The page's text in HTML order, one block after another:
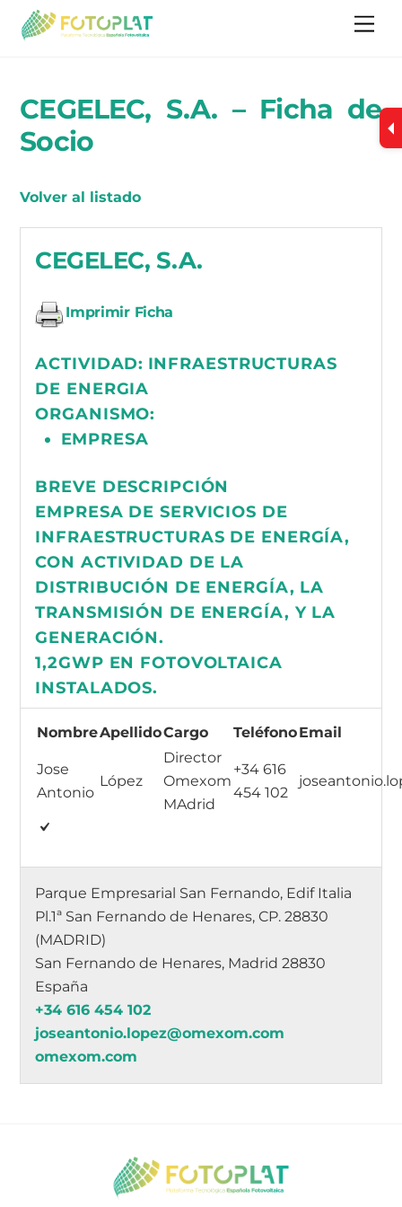
Skip
CEGELEC, S.A. – Ficha de
Socio
Volver al listado
CEGELEC, S.A.
Imprimir Ficha
ACTIVIDAD: INFRAESTRUCTURAS
DE ENERGIA
ORGANISMO:
EMPRESA
BREVE DESCRIPCIÓN
EMPRESA DE SERVICIOS DE
INFRAESTRUCTURAS DE ENERGÍA,
CON ACTIVIDAD DE LA
DISTRIBUCIÓN DE ENERGÍA, LA
TRANSMISIÓN DE ENERGÍA, Y LA
GENERACIÓN.
1,2GWP EN FOTOVOLTAICA
INSTALADOS.
NombreApellidoCargo TeléfonoEmail
Jose
Antonio
López
Director
Omexom
MAdrid
+34 616
454 102
Parque Empresarial San Fernando, Edif Italia
Pl.1ª San Fernando de Henares, CP. 28830
(MADRID)
San Fernando de Henares, Madrid 28830
España
+34 616 454 102
joseantonio.lopez@omexom.com
omexom.com